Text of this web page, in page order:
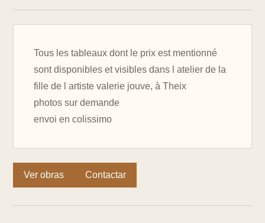
Tous les tableaux dont le prix est mentionné
sont disponibles et visibles dans l atelier de la
fille de l artiste valerie jouve, à Theix
photos sur demande
envoi en colissimo
Ver obras Contactar